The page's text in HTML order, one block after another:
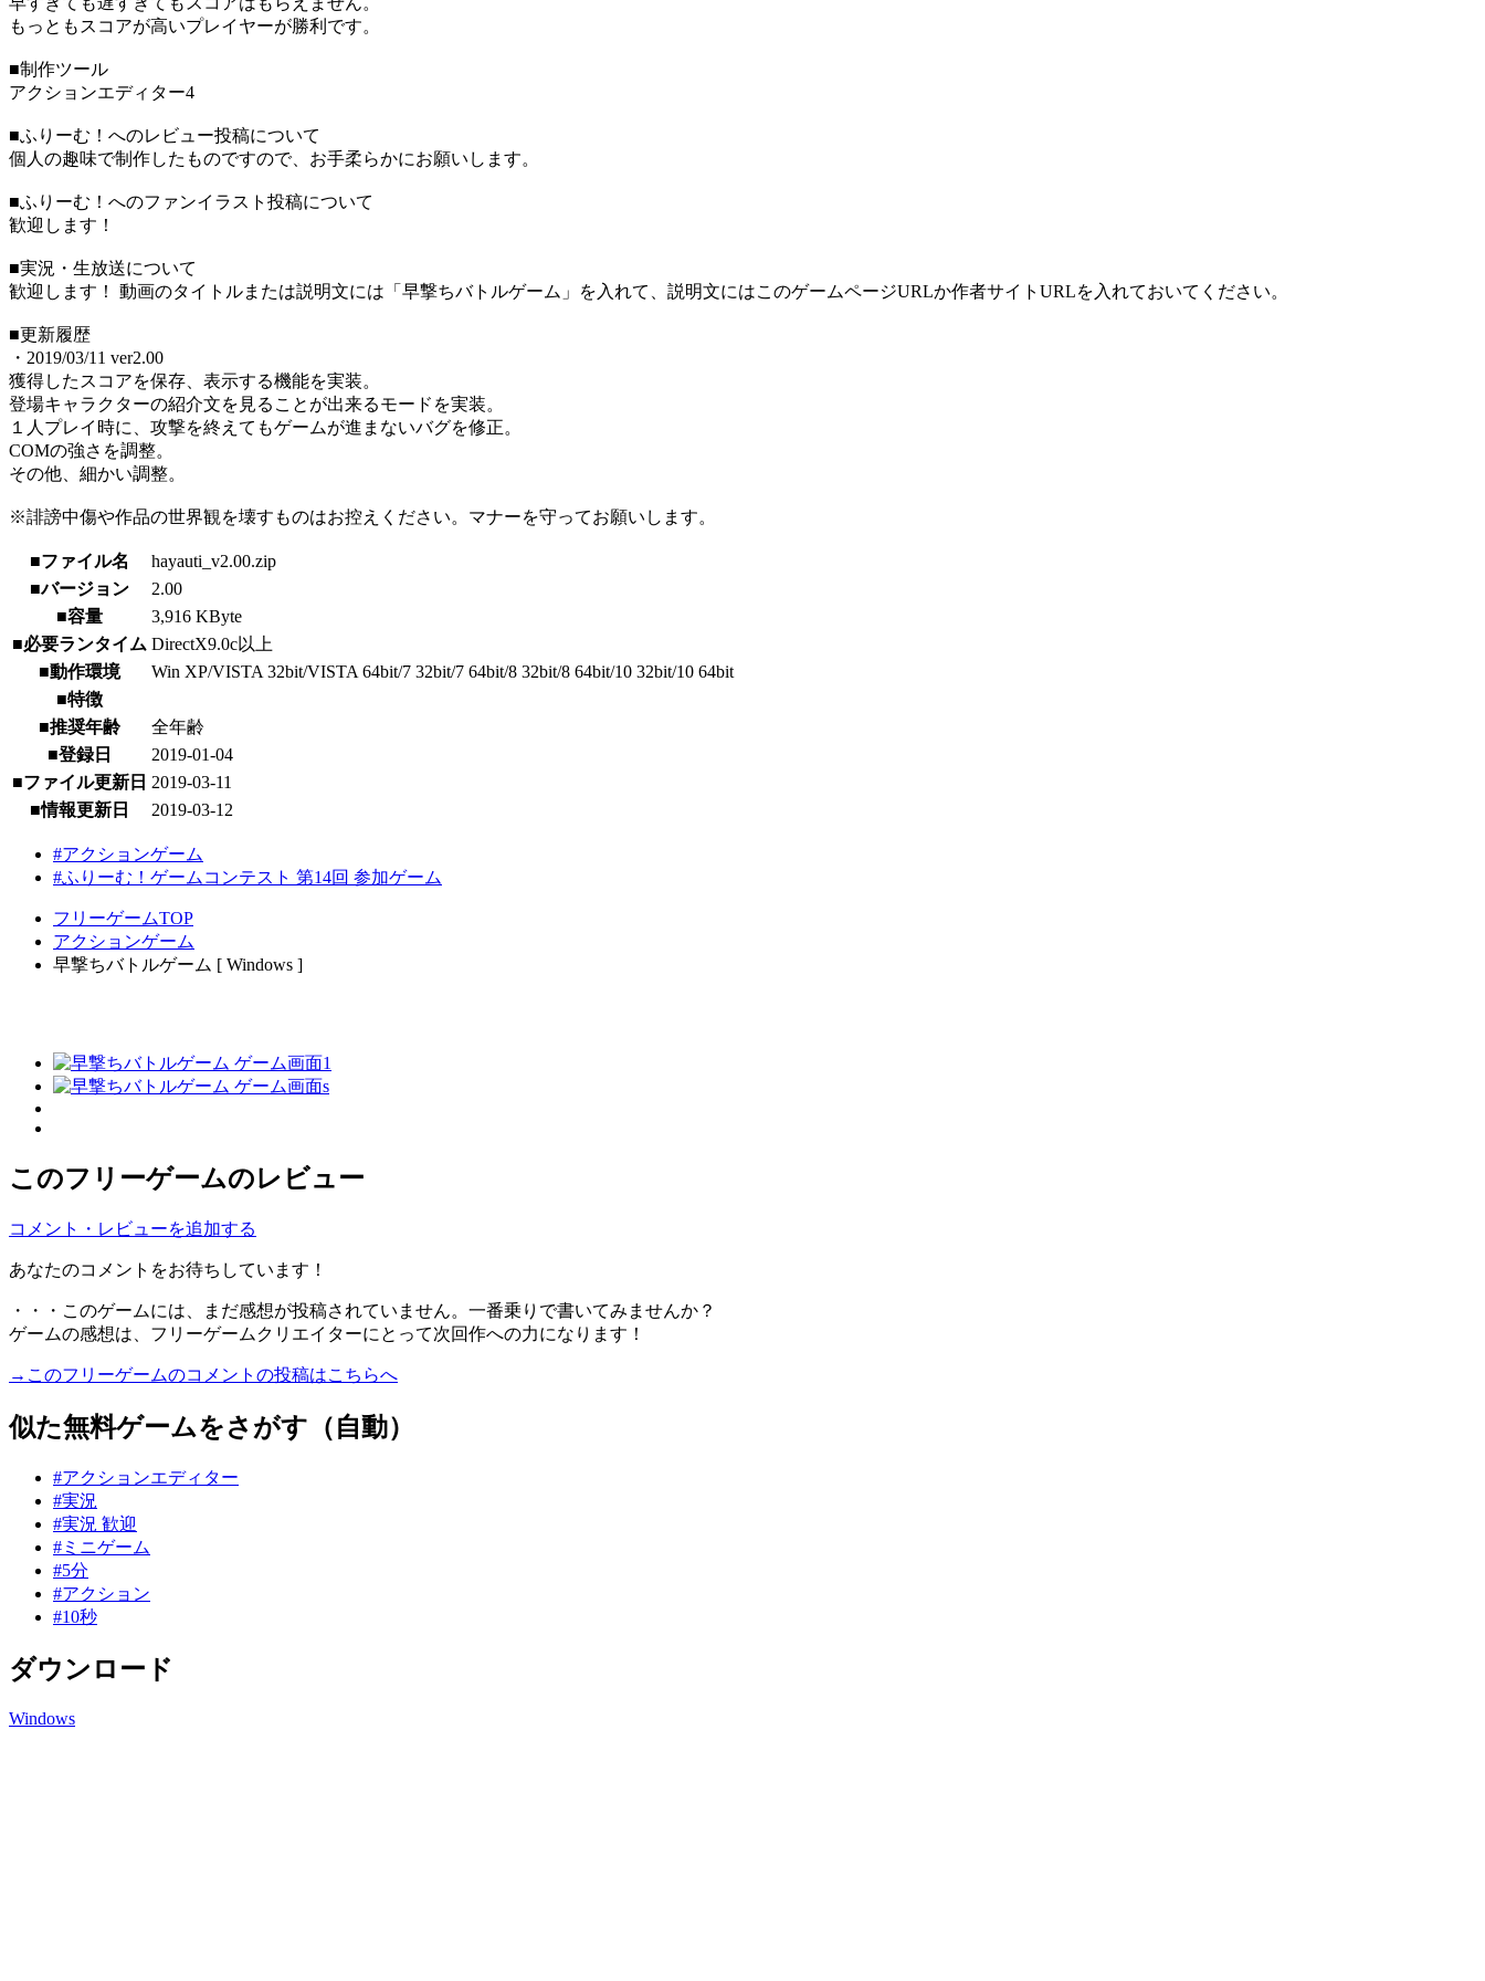
もっともスコアが高いプレイヤーが勝利です。
■制作ツール
アクションエディター4
■ふりーむ！へのレビュー投稿について
個人の趣味で制作したものですので、お手柔らかにお願いします。
■ふりーむ！へのファンイラスト投稿について
歓迎します！
■実況・生放送について
歓迎します！ 動画のタイトルまたは説明文には「早撃ちバトルゲーム」を入れて、説明文にはこのゲームページURLか作者サイトURLを入れておいてください。
■更新履歴
・2019/03/11 ver2.00
獲得したスコアを保存、表示する機能を実装。
登場キャラクターの紹介文を見ることが出来るモードを実装。
１人プレイ時に、攻撃を終えてもゲームが進まないバグを修正。
COMの強さを調整。
その他、細かい調整。
※誹謗中傷や作品の世界観を壊すものはお控えください。マナーを守ってお願いします。
■ファイル名
hayauti_v2.00.zip
■バージョン
2.00
■容量
3,916 KByte
■必要ランタイム DirectX9.0c以上
■動作環境
Win XP/VISTA 32bit/VISTA 64bit/7 32bit/7 64bit/8 32bit/8 64bit/10 32bit/10 64bit
■特徴
■推奨年齢
全年齢
■登録日
2019-01-04
■ファイル更新日 2019-03-11
■情報更新日
2019-03-12
#アクションゲーム
#ふりーむ！ゲームコンテスト 第14回 参加ゲーム
フリーゲームTOP
アクションゲーム
早撃ちバトルゲーム [ Windows ]
このフリーゲームのレビュー
コメント・レビューを追加する
あなたのコメントをお待ちしています！
・・・このゲームには、まだ感想が投稿されていません。一番乗りで書いてみませんか？
ゲームの感想は、フリーゲームクリエイターにとって次回作への力になります！
→このフリーゲームのコメントの投稿はこちらへ
似た無料ゲームをさがす（自動）
#アクションエディター
#実況
#実況 歓迎
#ミニゲーム
#5分
#アクション
#10秒
ダウンロード
Windows